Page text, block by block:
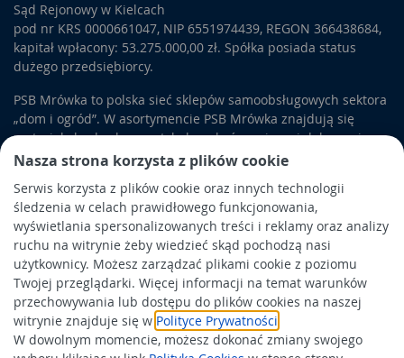
Nasza strona korzysta z plików cookie
Serwis korzysta z plików cookie oraz innych technologii
śledzenia w celach prawidłowego funkcjonowania,
wyświetlania spersonalizowanych treści i reklamy oraz analizy
ruchu na witrynie żeby wiedzieć skąd pochodzą nasi
użytkownicy. Możesz zarządzać plikami cookie z poziomu
Twojej przeglądarki. Więcej informacji na temat warunków
przechowywania lub dostępu do plików cookies na naszej
witrynie znajduje się w Polityce Prywatności
W dowolnym momencie, możesz dokonać zmiany swojego
Sąd Rejonowy w Kielcach
pod nr KRS 0000661047, NIP 6551974439, REGON 366438684,
kapitał wpłacony: 53.275.000,00 zł. Spółka posiada status
dużego przedsiębiorcy.
PSB Mrówka to polska sieć sklepów samoobsługowych sektora
„dom i ogród”. W asortymencie PSB Mrówka znajdują się
materiały budowlane, artykuły wykończeniowe i dekoracyjne,
wyposażenie łazienek i kuchni, elektronarzędzia, a także
artykuły związane z ogrodem i otoczeniem domu.
Obowiązek informacyjny
Polityka prywatności
Polityka Cookies
Odbiór zużytego sprzętu
Wspierają nas: